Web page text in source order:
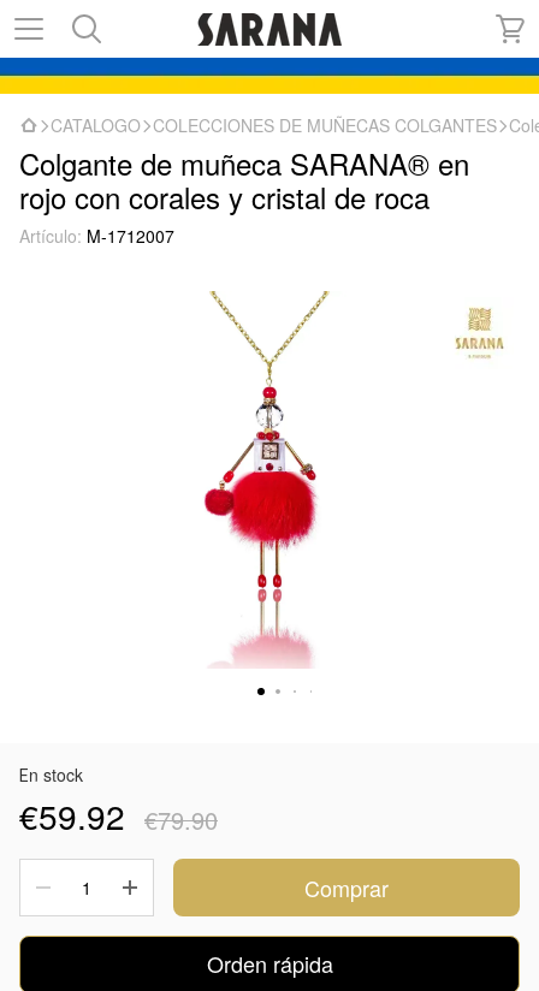
CATALOGO COLECCIONES DE MUÑECAS COLGANTES
Colgante de muñeca SARANA® en
rojo con corales y cristal de roca
Artículo: M-1712007
Еn stock
€59.92 €79.90
Comprar
Orden rápida